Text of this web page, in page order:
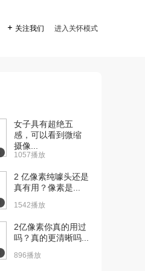
 关注我们 进入关怀模式
女子具有超绝五
感，可以看到微缩
摄像...
1057播放
2 亿像素纯噱头还是
真有用？像素是...
1542播放
2亿像素你真的用过
吗？真的更清晰吗...
896播放